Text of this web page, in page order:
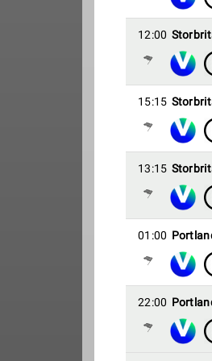
12:00
15:15
13:15
01:00
22:00